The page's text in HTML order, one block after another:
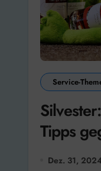
Service-
Tipps
Dez. 31,